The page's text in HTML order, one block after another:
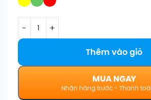
Thêm vào giỏ
MUA NGAY